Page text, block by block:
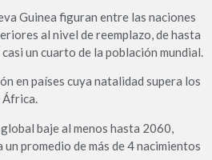
Guinea figuran entre las naciones
al nivel de reemplazo, de hasta
un cuarto de la población mundial.
en países cuya natalidad supera los
África.
baje al menos hasta 2060,
promedio de más de 4 nacimientos